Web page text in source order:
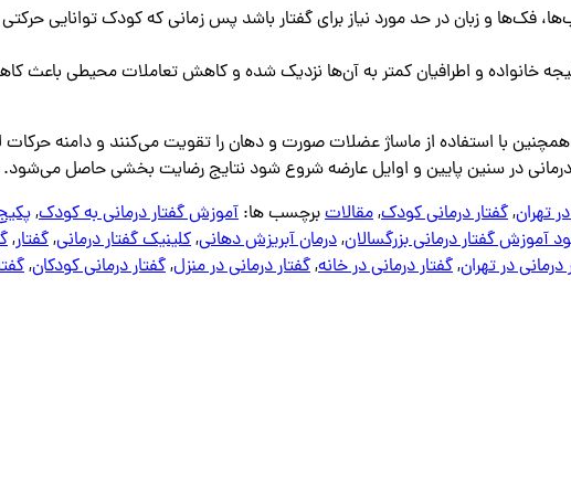
و زبان در حد مورد نیاز برای گفتار باشد پس زمانی که کودک توانایی حرکتی
خانواده و اطرافیان کمتر به آن‌ها نزدیک شده و کاهش تعاملات محیطی باعث
با استفاده از ماساژ عضلات صورت و دهان را تقویت می‌کنند و دامنه
در سنین پایین و اوایل عارضه شروع شود نتایج رضایت بخشی حاصل می‌شود.
تهران,گفتار درمانی کودک,مقالاتبرچسب ها: آموزش گفتار درمانی به کودک,
آموزش گفتار درمانی بزرگسالان,درمان آبریزش دهانی,کلینیک گفتار درمانی,گفتار,
درمانی در تهران,گفتار درمانی در خانه,گفتار درمانی در منزل,گفتار درمانی کودکان,